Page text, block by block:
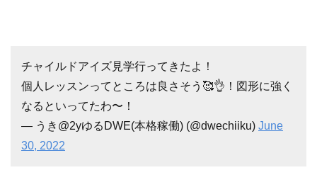
チャイルドアイズ見学行ってきたよ！
個人レッスンってところは良さそう🥰👌！図形に強く
なるといってたわ〜！
— うき@2yゆるDWE(本格稼働) (@dwechiiku) June
30, 2022